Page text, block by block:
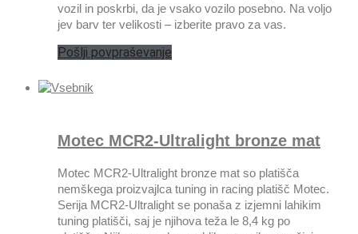
vozil in poskrbi, da je vsako vozilo posebno. Na voljo
jev barv ter velikosti – izberite pravo za vas.
Pošlji povpraševanje
Motec MCR2-Ultralight bronze mat
Motec MCR2-Ultralight bronze mat so platišča
nemškega proizvajlca tuning in racing platišč Motec.
Serija MCR2-Ultralight se ponaša z izjemni lahikim
tuning platišči, saj je njihova teža le 8,4 kg po